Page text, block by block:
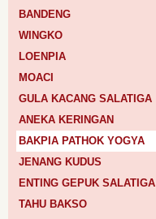
BANDENG
WINGKO
LOENPIA
MOACI
GULA KACANG SALATIGA
ANEKA KERINGAN
BAKPIA PATHOK YOGYA
JENANG KUDUS
ENTING GEPUK SALATIGA
TAHU BAKSO